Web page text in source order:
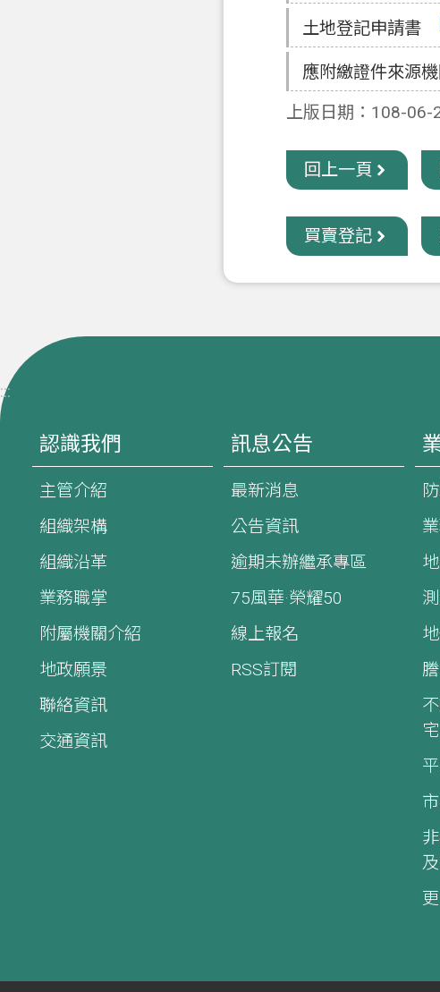
土地登記申請書
應附繳證件來源
上版日期：108-06-
回上一頁
買賣登記
:::
認識我們
主管介紹
組織架構
組織沿革
業務職掌
附屬機關介紹
地政願景
聯絡資訊
交通資訊
訊息公告
最新消息
公告資訊
逾期未辦繼承專區
75風華·榮耀50
線上報名
RSS訂閱